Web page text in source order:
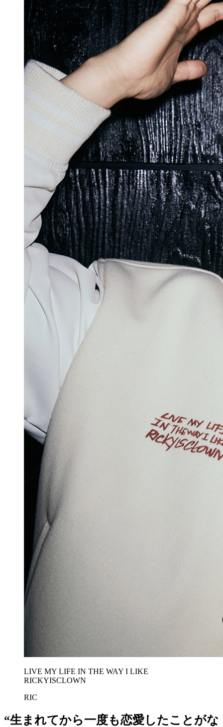
LIVE MY LIFE IN THE WAY I LIKE
RICKYISCLOWN
RIC
“生まれてから一度も恋愛したことがな